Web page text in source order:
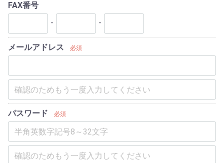
FAX番号
-
-
メールアドレス 必須
パスワード 必須